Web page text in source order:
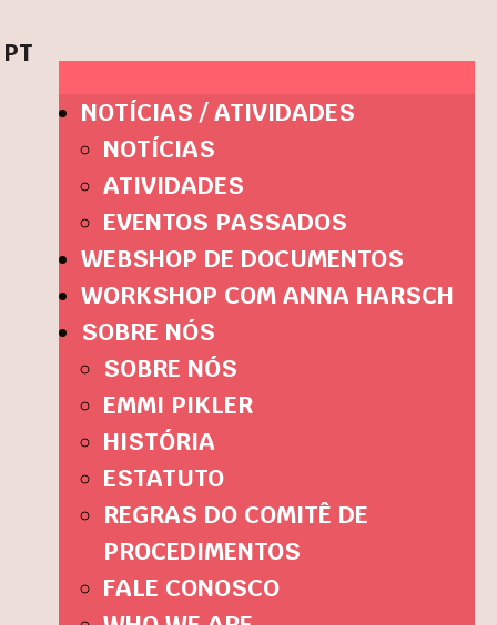
NOTÍCIAS / ATIVIDADES
NOTÍCIAS
ATIVIDADES
EVENTOS PASSADOS
WEBSHOP DE DOCUMENTOS
WORKSHOP COM ANNA HARSCH
SOBRE NÓS
SOBRE NÓS
EMMI PIKLER
HISTÓRIA
ESTATUTO
REGRAS DO COMITÊ DE
PROCEDIMENTOS
FALE CONOSCO
PT